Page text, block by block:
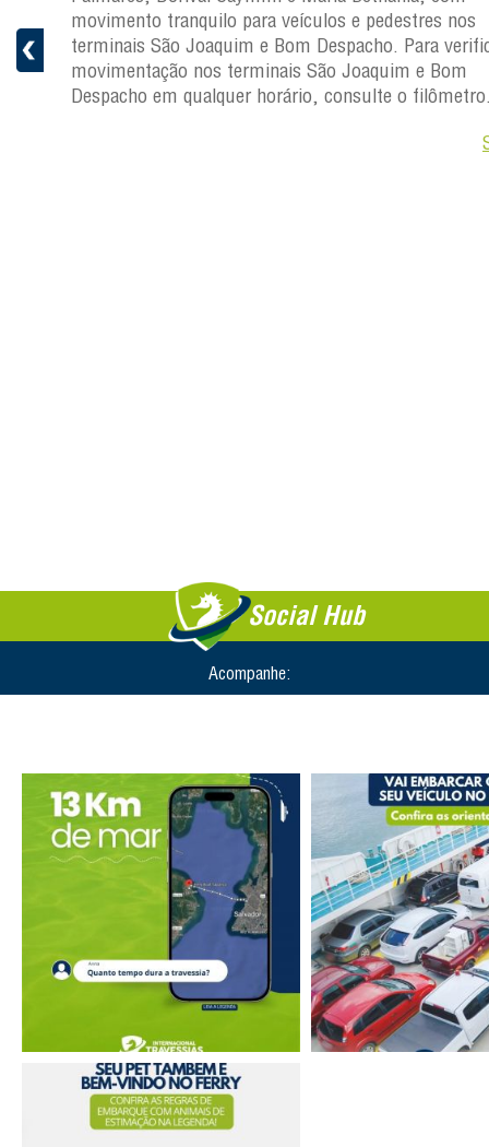
movimento tranquilo para veículos e pedestres nos
terminais São Joaquim e Bom Despacho. Para
movimentação nos terminais São Joaquim e Bom
Despacho em qualquer horário, consulte o
Social Hub
Acompanhe: